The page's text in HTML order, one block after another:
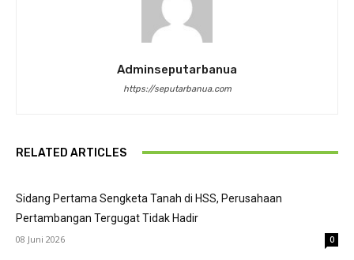
Adminseputarbanua
https://seputarbanua.com
RELATED ARTICLES
Sidang Pertama Sengketa Tanah di HSS, Perusahaan
Pertambangan Tergugat Tidak Hadir
08 Juni 2026 0